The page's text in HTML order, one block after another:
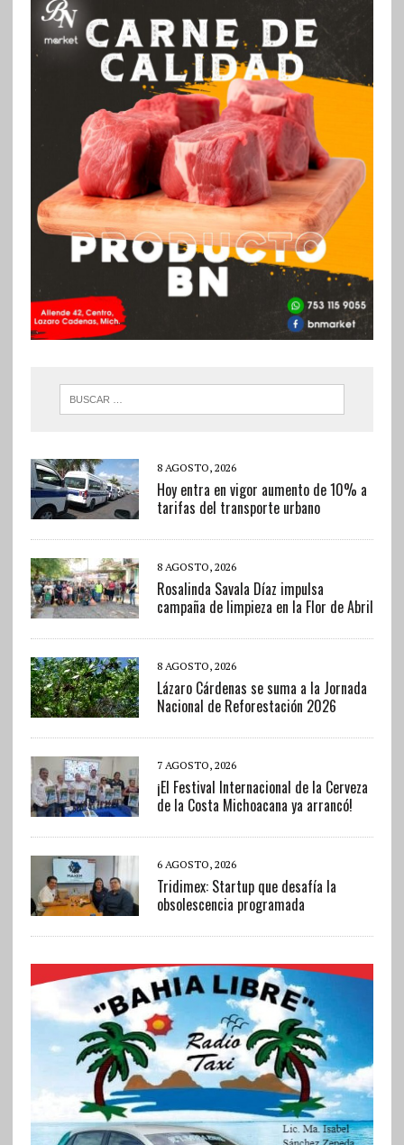
8 AGOSTO, 2026
Hoy entra en vigor aumento de 10% a
tarifas del transporte urbano
8 AGOSTO, 2026
Rosalinda Savala Díaz impulsa
campaña de limpieza en la Flor de Abril
8 AGOSTO, 2026
Lázaro Cárdenas se suma a la Jornada
Nacional de Reforestación 2026
7 AGOSTO, 2026
¡El Festival Internacional de la Cerveza
de la Costa Michoacana ya arrancó!
6 AGOSTO, 2026
Tridimex: Startup que desafía la
obsolescencia programada